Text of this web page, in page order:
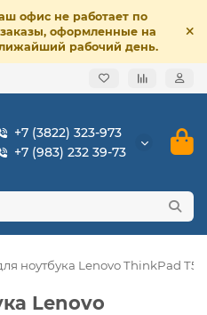
офис не работает по
оформленные на
рабочий день.
+7 (3822) 323-973
+7 (983) 232 39-73
ноутбука Lenovo ThinkPad
Lenovo